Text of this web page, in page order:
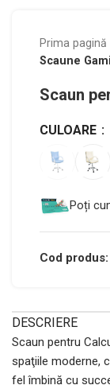
Prima pagină
Scaune
Scaun
CULOARE
Poți
Cod produs:
DESCRIERE
Scaun pentru
spaţiile moderne,
fel îmbină cu